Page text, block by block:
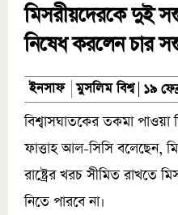
মিসরীয়দেরকে দুই
নিষেধ করলেন চার
ইনসাফ মুসলিম বিশ্ব ১৯
বিশ্বাসঘাতকের তকমা
ফাত্তাহ আল-সিসি বলেছেন,
রাষ্ট্রের খরচ সীমিত রাখতে
নিতে পারবে না।